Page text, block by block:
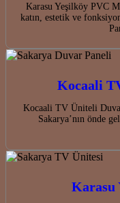
Karasu Yeşilköy PVC
katın, estetik ve
Kocaali
Kocaali TV Üniteli
Sakarya’nın önde
Karasu